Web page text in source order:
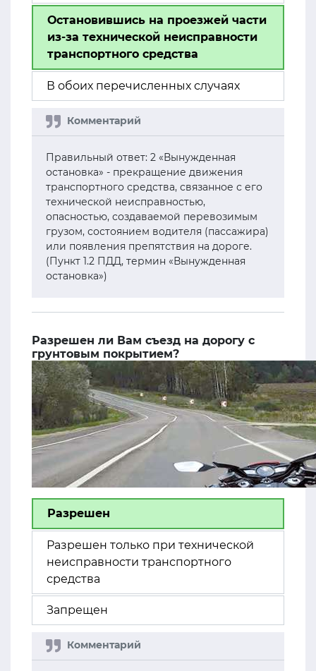
Остановившись на проезжей части
из-за технической неисправности
транспортного средства
В обоих перечисленных случаях
Правильный ответ: 2 «Вынужденная
остановка» - прекращение движения
транспортного средства, связанное с его
технической неисправностью,
опасностью, создаваемой перевозимым
грузом, состоянием водителя (пассажира)
или появления препятствия на дороге.
(Пункт 1.2 ПДД, термин «Вынужденная
остановка»)
Разрешен ли Вам съезд на дорогу с
грунтовым покрытием?
Разрешен
Разрешен только при технической
неисправности транспортного
средства
Запрещен